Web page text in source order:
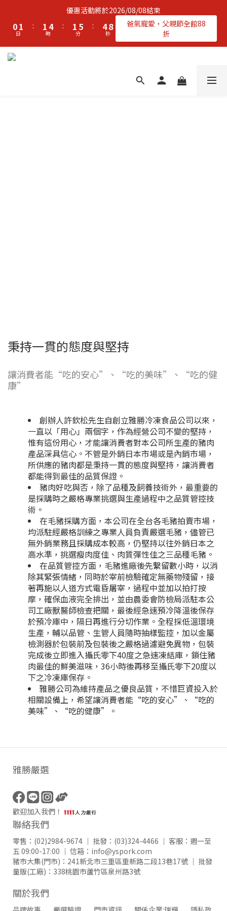
優惠活動將於2026/08/08結束
01
0
日
:
1
0
4
3
2
時
:
3
2
1
0
7
6
5
4
3
分
:
6
5
4
3
2
9
8
7
6
秒
爸氣寵愛，父親節全館88
折
秉持一貫的態度與堅持
讓消費者能“吃的安心”、“吃的美味”、“吃的健
康”
創辦人許欽松先生自創立雅勝冷凍食品公司以來，
一直以「用心」兩個字，作為經營公司不變的堅持，
惟有這份用心，才能讓消費者對本公司所生產的豬肉
產品深具信心。不管是外銷日本市場或是內銷市場，
所供應的豬肉都是秉持一貫的態度與堅持，讓消費者
都能得到最佳的品質保證。
豬肉好吃與否，除了品種及飼養技術外，最重要的
是採購時之嚴格專業挑選與生產過程中之品質管控技
術。
在毛豬採購方面，本公司在全台各毛豬拍賣市場，
均派駐經嚴格訓練之專業人員負責嚴選毛豬，儘管已
無外銷業務且採購成本較高，仍堅持以往外銷日本之
高水準，挑選瘦肉度佳、肉質彈性佳之三品種毛豬。
在品質管控方面，毛豬進廠後先繫留數小時，以消
除其緊張情緒，同時於宰前檢驗確定無藥物殘留，接
著再施以人道方式電昏屠宰，過程中並加以拍打按
摩，確保血液完全排出，並由農委會防檢局派駐本公
司工廠獸醫師檢查把關，最後經急速預冷降溫後保存
於預冷庫中，隔日再進行分切作業。全程採低溫環境
生產，輔以品管、生管人員隨時抽樣監控，加以金屬
檢測器於包裝前及包裝後之嚴格過濾避免異物，包裝
完成後立即進入攝氏零下40度之急速凍結庫，鎖住豬
肉最佳的鮮美滋味，36小時後再移至攝氏零下20度以
下之冷凍庫保存。
雅勝公司為維持產品之優良品質，不惜巨資投入於
相關設備上，希望讓消費者能“吃的安心”、“吃的
美味”、“吃的健康”。
雅勝嚴選
歡迎加入我們！
聯絡我們
零售： (02)2984-9674 ｜ 批發： (03)324-4466 ｜ 客服：週一至
五 09:00-17:00 ｜ 信箱： info@yspork.com
豬市大集(門市)： 241新北市三重區重新路二段13巷17號｜ 批發
量販(工廠)： 338桃園市蘆竹區泉州路3號
關於我們